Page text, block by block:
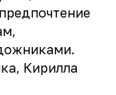
Кирилла